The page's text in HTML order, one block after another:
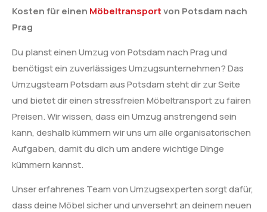
Kosten für einen Möbeltransportvon Potsdam nach
Prag
Du planst einen Umzug von Potsdam nach Prag und
benötigst ein zuverlässiges Umzugsunternehmen? Das
Umzugsteam Potsdam aus Potsdam steht dir zur Seite
und bietet dir einen stressfreien Möbeltransport zu fairen
Preisen. Wir wissen, dass ein Umzug anstrengend sein
kann, deshalb kümmern wir uns um alle organisatorischen
Aufgaben, damit du dich um andere wichtige Dinge
kümmern kannst.
Unser erfahrenes Team von Umzugsexperten sorgt dafür,
dass deine Möbel sicher und unversehrt an deinem neuen